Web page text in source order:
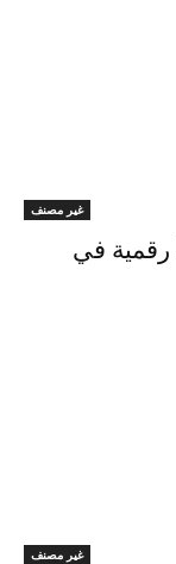
غير مصنف
رقمية في
غير مصنف